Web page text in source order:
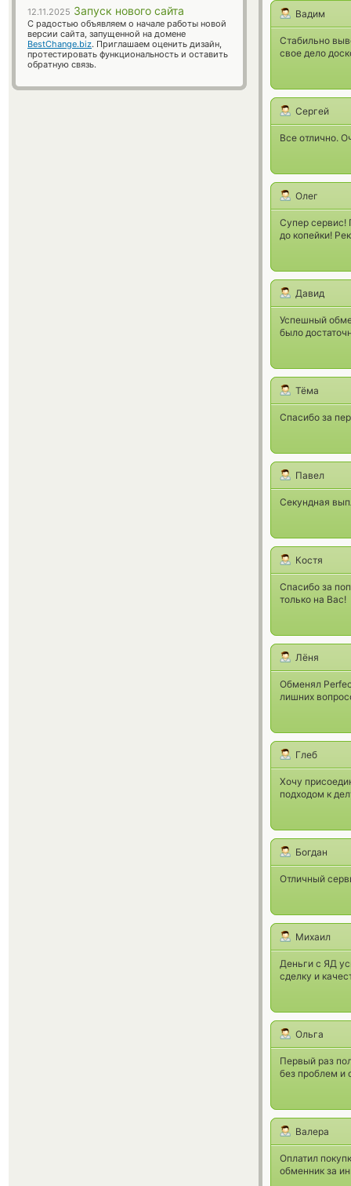
Вадим
Стабильно
свое дело
Сергей
Все отлично.
Олег
Супер сервис!
до копейки!
Давид
Успешный
было
Тёма
Спасибо за
Павел
Секундная
Костя
Спасибо за
только на Вас!
Лёня
Обменял
лишних
Глеб
Хочу
подходом к
Богдан
Отличный
Михаил
Деньги с ЯД
сделку и
Ольга
Первый раз
без проблем и
Валера
Оплатил
обменник за
12.11.2025 Запуск нового сайта
С радостью объявляем о начале работы новой
версии сайта, запущенной на домене
BestChange.biz. Приглашаем оценить дизайн,
протестировать функциональность и оставить
обратную связь.